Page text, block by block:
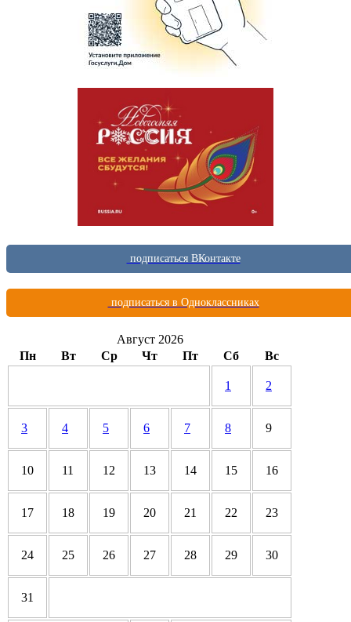
подписаться ВКонтакте
подписаться в Одноклассниках
Август 2026
Пн
Вт Ср Чт Пт Сб Вс
1 2
3 4 5 6 7 8 9
10 11 12 13 14 15 16
17 18 19 20 21 22 23
24 25 26 27 28 29 30
31